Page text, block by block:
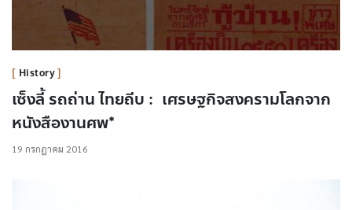
History
เซ็งลี้ รถถ่าน ไทยถีบ : เศรษฐกิจสงครามโลกจาก
หนังสืองานศพ*
19 กรกฎาคม 2016